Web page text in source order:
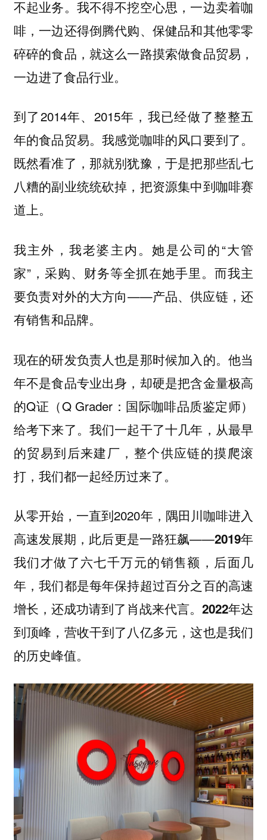
不起业务。我不得不挖空心思，一边卖着咖
啡，一边还得倒腾代购、保健品和其他零零
碎碎的食品，就这么一路摸索做食品贸易 ，
一边进了食品行业。
到了2014年、2015年，我已经做了整整五
年的食品贸易。我感觉咖啡的风口要到了。
既然看准了，那就别犹豫，于是把那些乱七
八糟的副业统统砍掉，把资源集中到咖啡赛
道上。
我主外，我老婆主内。她是公司的“大管
家”，采购、财务等全抓在她手里。而我主
要负责对外的大方向——产品、供应链，还
有销售和品牌。
现在的研发负责人也是那时候加入的。他当
年不是食品专业出身，却硬是把含金量极高
的Q证（Q Grader：国际咖啡品质鉴定师）
给考下来了。我们一起干了十几年，从最早
的贸易到后来建厂，整个供应链的摸爬滚
打，我们都一起经历过来了。
从零开始，一直到2020年，隅田川咖啡进入
高速发展期，此后更是一路狂飙——2019年
我们才做了六七千万元的销售额，后面几
年，我们都是每年保持超过百分之百的高速
增长，还成功请到了肖战来代言。2022年达
到顶峰，营收干到了八亿多元，这也是我们
的历史峰值。